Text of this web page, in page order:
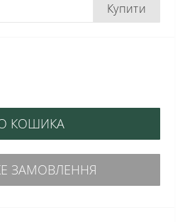
Купити
КОШИКА
ЗАМОВЛЕННЯ